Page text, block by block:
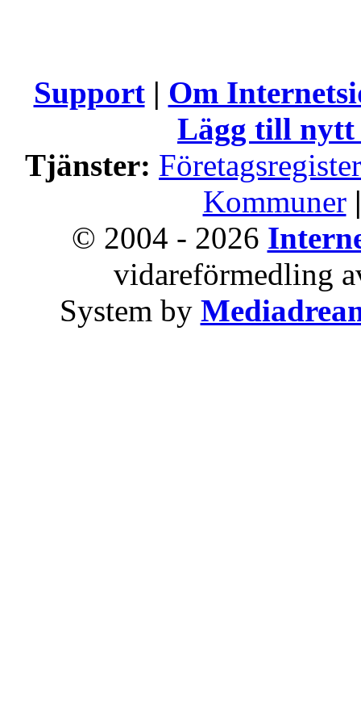
Support| Om
Lägg till nytt
Tjänster: Företagsregister
Kommuner |
© 2004 - 2026
vidareförmedling
System by